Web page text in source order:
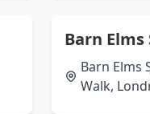
Barn
Barn Elms
Walk,